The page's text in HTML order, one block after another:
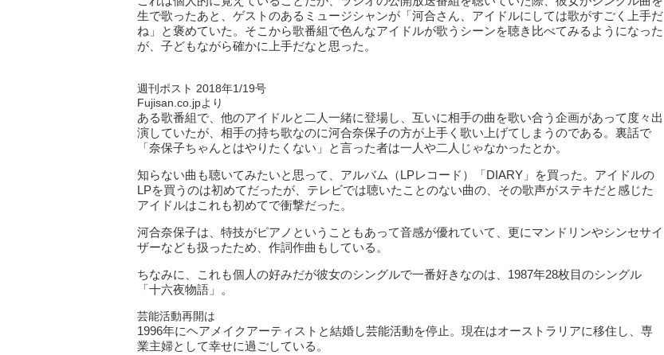
生で歌ったあと、ゲストのあるミュージシャンが「河合さん、アイドルにしては歌がすごく上手だ
ね」と褒めていた。そこから歌番組で色んなアイドルが歌うシーンを聴き比べてみるようになった
が、子どもながら確かに上手だなと思った。
週刊ポスト 2018年1/19号
Fujisan.co.jpより
ある歌番組で、他のアイドルと二人一緒に登場し、互いに相手の曲を歌い合う企画があって度々出
演していたが、相手の持ち歌なのに河合奈保子の方が上手く歌い上げてしまうのである。裏話で
「奈保子ちゃんとはやりたくない」と言った者は一人や二人じゃなかったとか。
知らない曲も聴いてみたいと思って、アルバム（LPレコード）「DIARY」を買った。アイドルの
LPを買うのは初めてだったが、テレビでは聴いたことのない曲の、その歌声がステキだと感じた
アイドルはこれも初めてで衝撃だった。
河合奈保子は、特技がピアノということもあって音感が優れていて、更にマンドリンやシンセサイ
ザーなども扱ったため、作詞作曲もしている。
ちなみに、これも個人の好みだが彼女のシングルで一番好きなのは、1987年28枚目のシングル
「十六夜物語」。
芸能活動再開は
1996年にヘアメイクアーティストと結婚し芸能活動を停止。現在はオーストラリアに移住し、専
業主婦として幸せに過ごしている。